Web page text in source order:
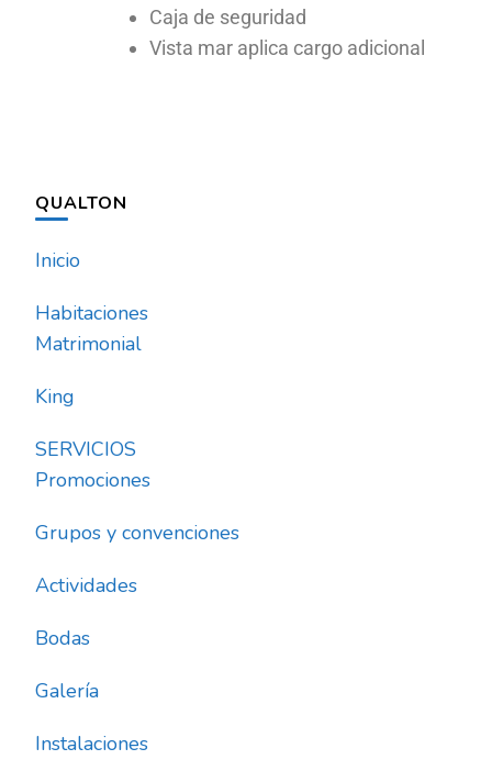
Caja de seguridad
Vista mar aplica cargo adicional
QUALTON
Inicio
Habitaciones
Matrimonial
King
SERVICIOS
Promociones
Grupos y convenciones
Actividades
Bodas
Galería
Instalaciones